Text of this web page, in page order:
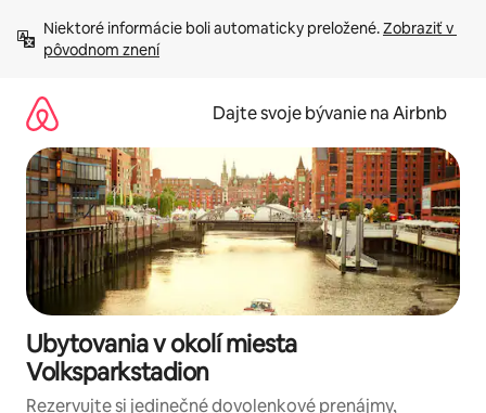
obsah.
Niektoré informácie boli automaticky preložené. Zobraziť v
pôvodnom znení
Dajte svoje bývanie na Airbnb
Ubytovania v okolí miesta
Volksparkstadion
Rezervujte si jedinečné dovolenkové prenájmy,